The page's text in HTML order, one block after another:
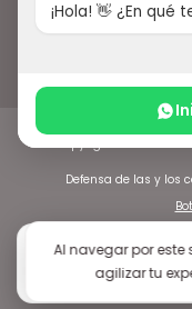
Al navegar por este
agilizar tu
Defensa de las y los
5.0
★★★★★
Googl
+150
¡Hola! 👋 ¿En qué